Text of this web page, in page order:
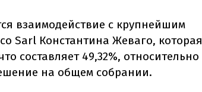
взаимодействие с крупнейшим
Sarl Константина Жеваго, которая
составляет 49,32%, относительно
на общем собрании.